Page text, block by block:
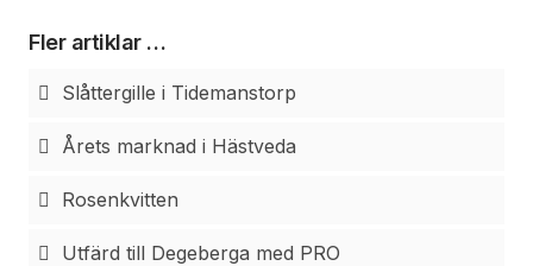
Fler artiklar …
Slåttergille i Tidemanstorp
Årets marknad i Hästveda
Rosenkvitten
Utfärd till Degeberga med PRO